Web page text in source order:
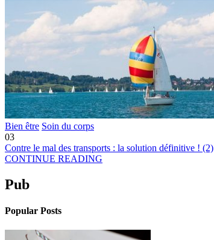
Bien être Soin du corps
03
Contre le mal des transports : la solution définitive ! (2)
CONTINUE READING
Pub
Popular Posts